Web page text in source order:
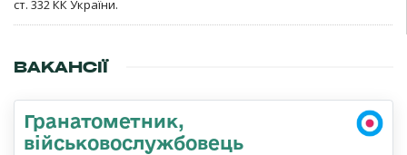
ст. 332 КК України.
ВАКАНСІЇ
Гранатометник,
військовослужбовець